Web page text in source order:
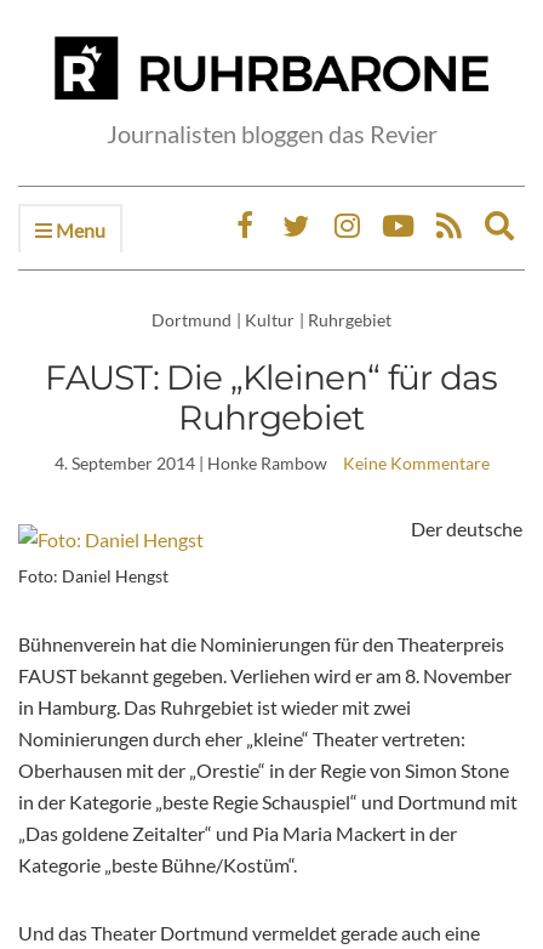
Journalisten bloggen das Revier
Menu
Dortmund | Kultur | Ruhrgebiet
FAUST: Die „Kleinen“ für das
Ruhrgebiet
4. September 2014| Honke Rambow Keine Kommentare
Foto: Daniel Hengst
Der deutsche
Bühnenverein hat die Nominierungen für den Theaterpreis
FAUST bekannt gegeben. Verliehen wird er am 8. November
in Hamburg. Das Ruhrgebiet ist wieder mit zwei
Nominierungen durch eher „kleine“ Theater vertreten:
Oberhausen mit der „Orestie“ in der Regie von Simon Stone
in der Kategorie „beste Regie Schauspiel“ und Dortmund mit
„Das goldene Zeitalter“ und Pia Maria Mackert in der
Kategorie „beste Bühne/Kostüm“.
Und das Theater Dortmund vermeldet gerade auch eine